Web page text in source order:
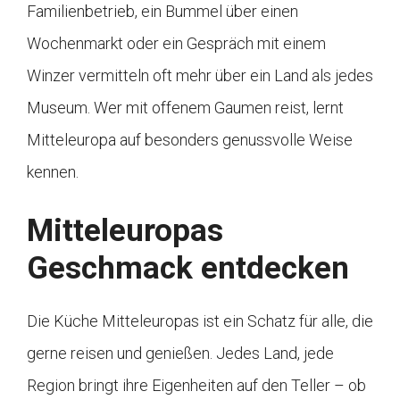
Familienbetrieb, ein Bummel über einen
Wochenmarkt oder ein Gespräch mit einem
Winzer vermitteln oft mehr über ein Land als jedes
Museum. Wer mit offenem Gaumen reist, lernt
Mitteleuropa auf besonders genussvolle Weise
kennen.
Mitteleuropas
Geschmack entdecken
Die Küche Mitteleuropas ist ein Schatz für alle, die
gerne reisen und genießen. Jedes Land, jede
Region bringt ihre Eigenheiten auf den Teller – ob